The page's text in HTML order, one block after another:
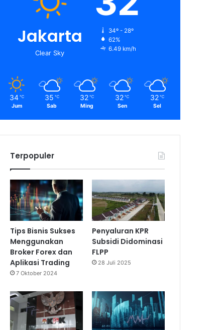
Jakarta
Clear Sky
34º - 28º
62%
6.49 km/h
34 ℃
Jum
35 ℃
Sab
32 ℃
Ming
32 ℃
Sen
32 ℃
Sel
Terpopuler
Tips Bisnis Sukses
Menggunakan
Broker Forex dan
Aplikasi Trading
7 Oktober 2024
Penyaluran KPR
Subsidi Didominasi
FLPP
28 Juli 2025